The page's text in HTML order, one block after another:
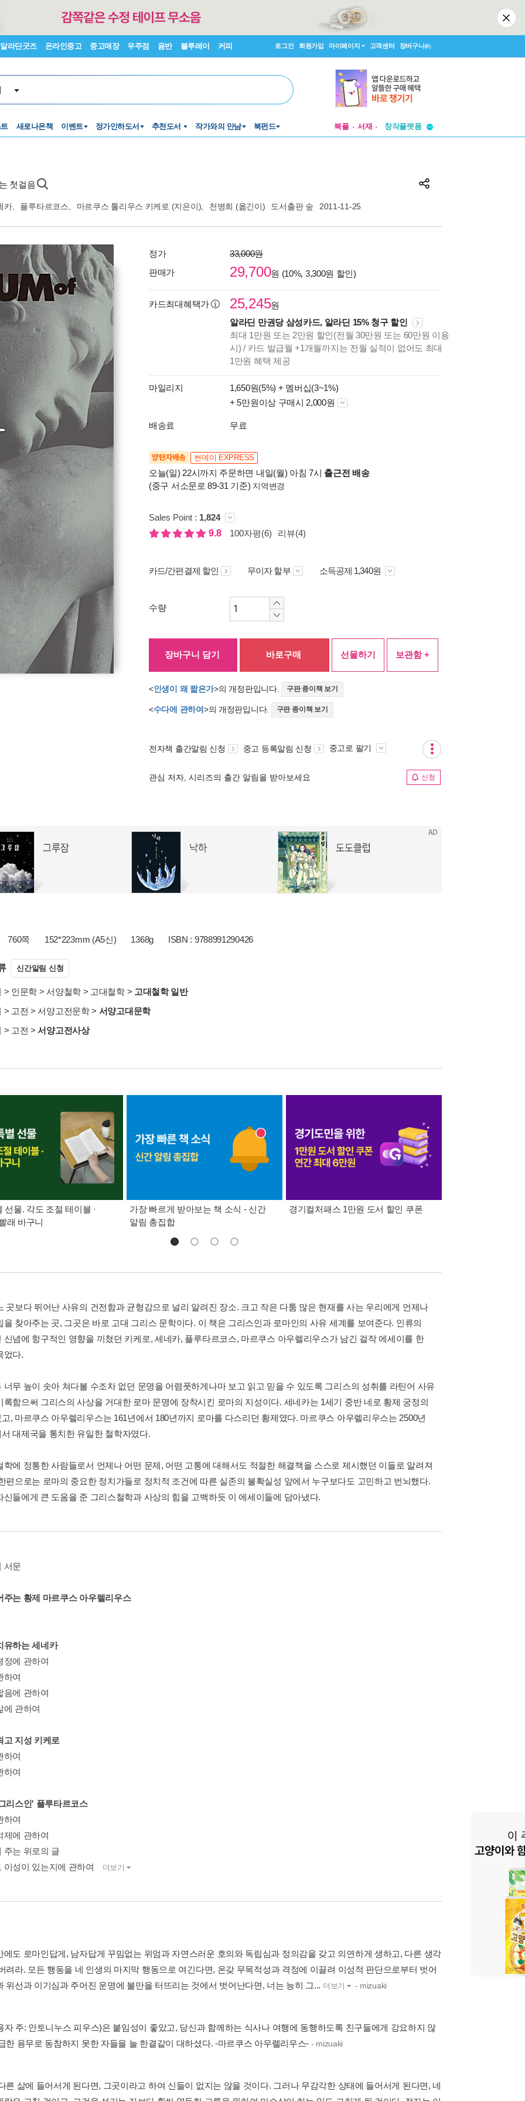
알라딘굿즈 온라인중고 중고매장 우주점 음반 블루레이 커피 로그인 회원가입 마이페이지 고객센터 장바구니(0)
새로나온책 이벤트 정가인하도서 추천도서 작가와의 만남 북펀드 북플 서재
창작플랫폼
첫걸음
카, 플루타르코스 마르쿠스 툴리우스 키케로 (지은이), 천병희 (옮긴이) 도서출판 숲 2011-11-25
정가
33,000원
판매가
29,700원 (10%, 3,300원 할인)
카드최대혜택가 25,245원
알라딘 만권당 삼성카드, 알라딘 15% 청구 할인
최대 1만원 또는 2만원 할인(전월 30만원 또는 60만원 이용
시) / 카드 발급월 +1개월까지는 전월 실적이 없어도 최대
1만원 혜택 제공
마일리지 1,650원(5%) + 멤버십(3~1%)
+ 5만원이상 구매시 2,000원
배송료 무료
양탄자배송 썬데이 EXPRESS
오늘(일) 22시까지 주문하면 내일(월) 아침 7시 출근전 배송
(중구 서소문로 89-31 기준) 지역변경
Sales Point : 1,824
9.8
100자평(6) 리뷰(4)
카드/간편결제 할인 무이자 할부 소득공제 1,340원
수량
장바구니 담기 바로구매 선물하기 보관함 +
<인생이 왜 짧은가>의 개정판입니다. 구판 종이책 보기
<수다에 관하여>의 개정판입니다. 구판 종이책 보기
전자책 출간알림 신청 중고 등록알림 신청 중고로 팔기
관심 저자, 시리즈의 출간 알림을 받아보세요 신청
760쪽 152*223mm (A5신) 1368g ISBN : 9788991290426
신간알림 신청
> 인문학 >서양철학> 고대철학> 고대철학 일반
> 고전 >서양고전문학> 서양고대문학
> 고전 >서양고전사상
선물. 각도 조절 테이블 ·
래 바구니
가장 빠르게 받아보는 책 소식 - 신간
알림 총집합
경기컬처패스 1만원 도서 할인 쿠폰
곳보다 뛰어난 사유의 건전함과 균형감으로 널리 알려진 장소. 크고 작은 다툼 많은 현재를 사는 우리에게 언제나
을 찾아주는 곳, 그곳은 바로 고대 그리스 문학이다. 이 책은 그리스인과 로마인의 사유 세계를 보여준다. 인류의
신념에 항구적인 영향을 끼쳤던 키케로, 세네카, 플루타르코스, 마르쿠스 아우렐리우스가 남긴 걸작 에세이를 한
었다.
너무 높이 솟아 쳐다볼 수조차 없던 문명을 어렴풋하게나마 보고 읽고 믿을 수 있도록 그리스의 성취를 라틴어 사유
록함으써 그리스의 사상을 거대한 로마 문명에 장착시킨 로마의 지성이다. 세네카는 1세기 중반 네로 황제 궁정의
, 마르쿠스 아우렐리우스는 161년에서 180년까지 로마를 다스리던 황제였다. 마르쿠스 아우렐리우스는 2500년
대제국을 통치한 유일한 철학자였다.
학에 정통한 사람들로서 언제나 어떤 문제, 어떤 고통에 대해서도 적절한 해결책을 스스로 제시했던 이들로 알려져
편으로는 로마의 중요한 정치가들로 정치적 조건에 따른 실존의 불확실성 앞에서 누구보다도 고민하고 번뇌했다.
신들에게 큰 도움을 준 그리스철학과 사상의 힘을 고백하듯 이 에세이들에 담아냈다.
서문
주는 황제 마르쿠스 아우렐리우스
유하는 세네카
정에 관하여
하여
음에 관하여
에 관하여
고 지성 키케로
하여
하여
리스인' 플루타르코스
하여
제에 관하여
주는 위로의 글
이성이 있는지에 관하여
더보기
에도 로마인답게, 남자답게 꾸밈없는 위엄과 자연스러운 호의와 독립심과 정의감을 갖고 의연하게 생하고, 다른 생각
려라. 모든 행동을 네 인생의 마지막 행동으로 여긴다면, 온갖 무목적성과 격정에 이끌려 이성적 판단으로부터 벗어
위선과 이기심과 주어진 운명에 불만을 터뜨리는 것에서 벗어난다면, 너는 능히 그... 더보기 - mizuaki
자 주: 안토니누스 피우스)은 붙임성이 좋았고, 당신과 함께하는 식사나 여행에 동행하도록 친구들에게 강요하지 않
한 용무로 동참하지 못한 자들을 늘 한결같이 대하셨다. -마르쿠스 아우렐리우스- - mizuaki
른 삶에 들어서게 된다면, 그곳이라고 하여 신들이 없지는 않을 것이다. 그러나 무감각한 상태에 들어서게 된다면, 네